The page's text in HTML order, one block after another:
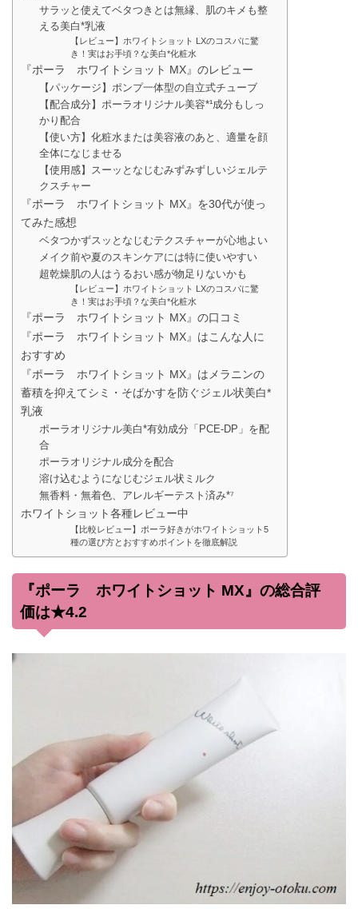
サラッと使えてベタつきとは無縁、肌のキメも整
える美白*乳液
【レビュー】ホワイトショット LXのコスパに驚
き！実はお手頃？な美白*化粧水
『ポーラ ホワイトショット MX』のレビュー
【パッケージ】ポンプ一体型の自立式チューブ
【配合成分】ポーラオリジナル美容*¹成分もしっ
かり配合
【使い方】化粧水または美容液のあと、適量を顔
全体になじませる
【使用感】スーッとなじむみずみずしいジェルテ
クスチャー
『ポーラ ホワイトショット MX』を30代が使っ
てみた感想
ベタつかずスッとなじむテクスチャーが心地よい
メイク前や夏のスキンケアには特に使いやすい
超乾燥肌の人はうるおい感が物足りないかも
【レビュー】ホワイトショット LXのコスパに驚
き！実はお手頃？な美白*化粧水
『ポーラ ホワイトショット MX』の口コミ
『ポーラ ホワイトショット MX』はこんな人に
おすすめ
『ポーラ ホワイトショット MX』はメラニンの
蓄積を抑えてシミ・そばかすを防ぐジェル状美白*
乳液
ポーラオリジナル美白*有効成分「PCE-DP」を配
合
ポーラオリジナル成分を配合
溶け込むようになじむジェル状ミルク
無香料・無着色、アレルギーテスト済み*⁷
ホワイトショット各種レビュー中
【比較レビュー】ポーラ好きがホワイトショット5
種の選び方とおすすめポイントを徹底解説
『ポーラ ホワイトショット MX』の総合評
価は★4.2